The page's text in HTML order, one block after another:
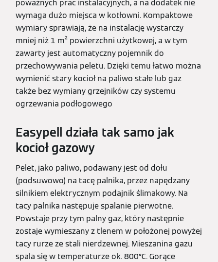
poważnych prac instalacyjnych, a na dodatek nie
wymaga dużo miejsca w kotłowni. Kompaktowe
wymiary sprawiają, że na instalację wystarczy
mniej niż 1 m² powierzchni użytkowej, a w tym
zawarty jest automatyczny pojemnik do
przechowywania peletu. Dzięki temu łatwo można
wymienić stary kocioł na paliwo stałe lub gaz
także bez wymiany grzejników czy systemu
ogrzewania podłogowego
Easypell działa tak samo jak
kocioł gazowy
Pelet, jako paliwo, podawany jest od dołu
(podsuwowo) na tacę palnika, przez napędzany
silnikiem elektrycznym podajnik ślimakowy. Na
tacy palnika następuje spalanie pierwotne.
Powstaje przy tym palny gaz, który następnie
zostaje wymieszany z tlenem w położonej powyżej
tacy rurze ze stali nierdzewnej. Mieszanina gazu
spala się w temperaturze ok. 800°C. Gorące